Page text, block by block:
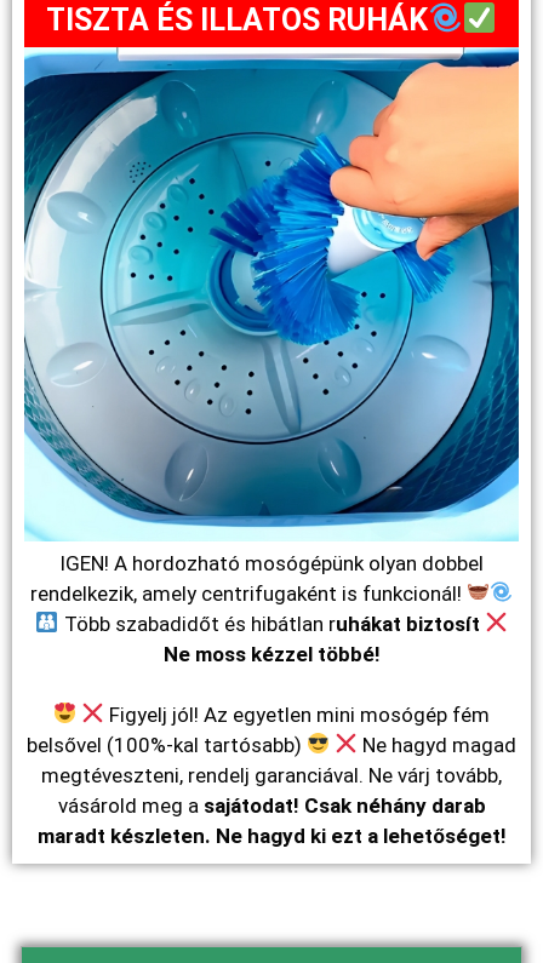
TISZTA ÉS ILLATOS RUHÁK
IGEN! A hordozható mosógépünk olyan dobbel
rendelkezik, amely centrifugaként is funkcionál!
Több szabadidőt és hibátlan ruhákat biztosít
Ne moss kézzel többé!
Figyelj jól! Az egyetlen mini mosógép fém
belsővel (100%-kal tartósabb)
Ne hagyd magad
megtéveszteni, rendelj garanciával. Ne várj tovább,
vásárold meg a sajátodat! Csak néhány darab
maradt készleten. Ne hagyd ki ezt a lehetőséget!